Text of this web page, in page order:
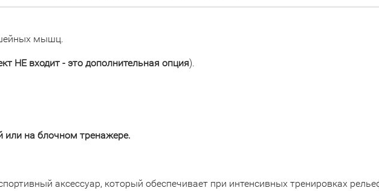
мышц.
НЕ входит - это дополнительная опция).
или на блочном тренажере.
аксессуар, который обеспечивает при интенсивных тренировках